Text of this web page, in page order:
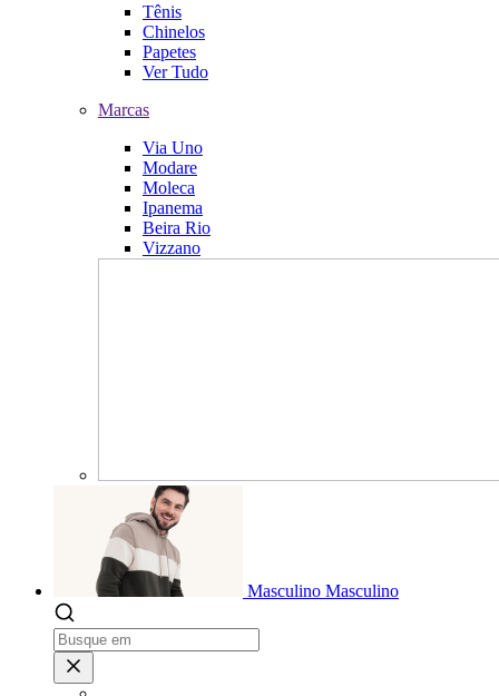
Tênis
Chinelos
Papetes
Ver Tudo
Marcas
Via Uno
Modare
Moleca
Ipanema
Beira Rio
Vizzano
Masculino Masculino